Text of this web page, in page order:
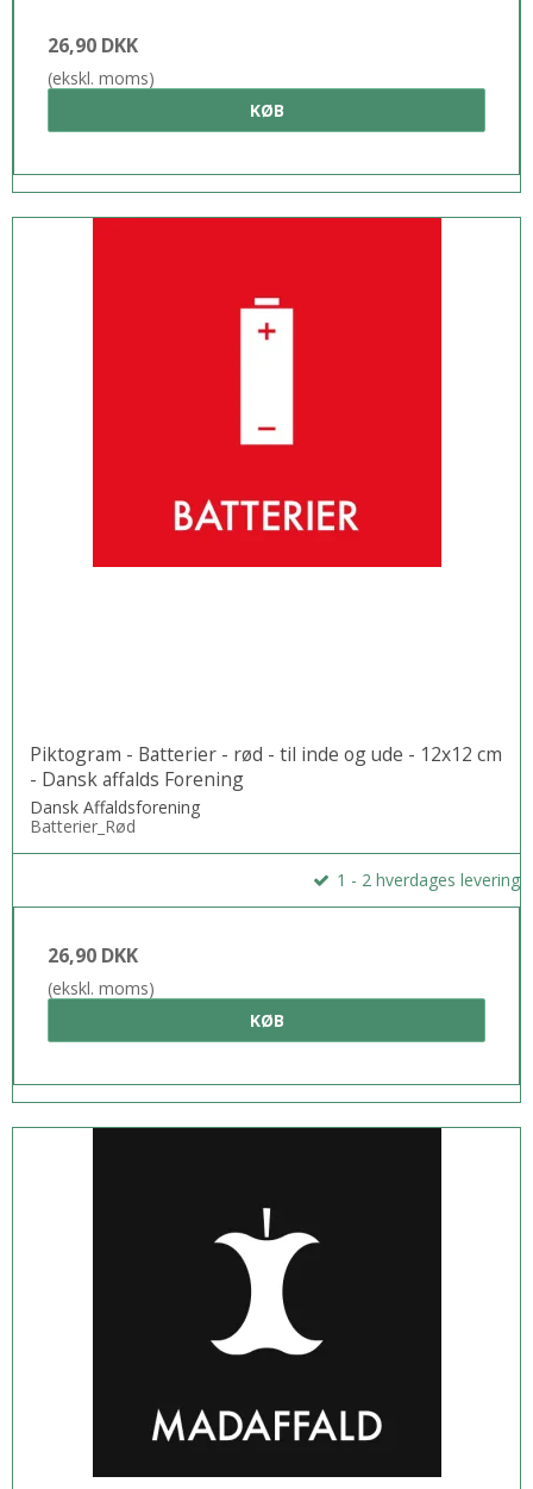
26,90 DKK
(ekskl. moms)
KØB
Piktogram - Batterier - rød - til inde og ude - 12x12 cm
- Dansk affalds Forening
Dansk Affaldsforening
Batterier_Rød
1 - 2 hverdages levering
26,90 DKK
(ekskl. moms)
KØB